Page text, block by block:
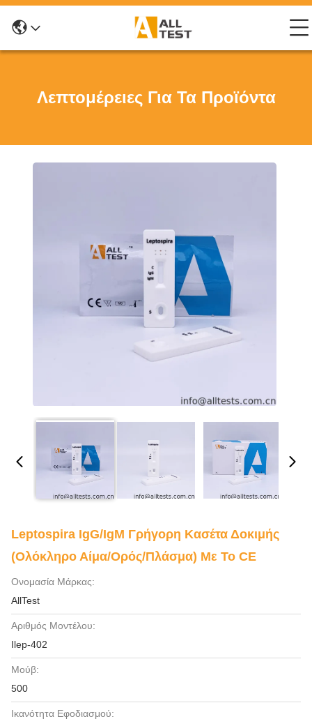
Λεπτομέρειες Για Τα Προϊόντα
Leptospira IgG/IgM Γρήγορη Κασέτα Δοκιμής
(ολόκληρο Αίμα/ορός/πλάσμα) Με Το CE
Ονομασία Μάρκας:
AllTest
Αριθμός Μοντέλου:
Ilep-402
Μούβ:
500
Ικανότητα Εφοδιασμού: